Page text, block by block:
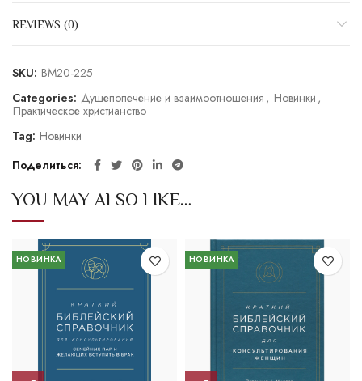
REVIEWS (0)
SKU: BM20-225
Categories: Душепопечение и взаимоотношения , Новинки ,
Практическое христианство
Tag: Новинки
Поделиться
YOU MAY ALSO LIKE…
НОВИНКА НОВИНКА